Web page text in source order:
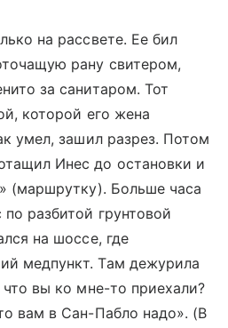
на рассвете. Ее бил
рану свитером,
за санитаром. Тот
которой его жена
умел, зашил разрез. Потом
Инес до остановки и
(маршрутку). Больше часа
разбитой грунтовой
на шоссе, где
медпункт. Там дежурила
вы ко мне-то приехали?
вам в Сан-Пабло надо». (В